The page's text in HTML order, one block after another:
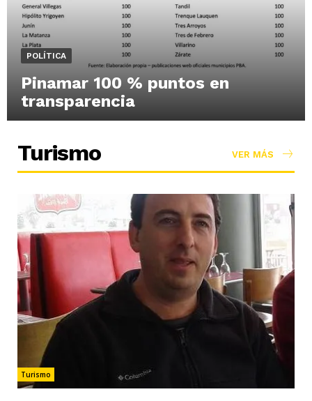
POLÍTICA
Pinamar 100 % puntos en
transparencia
Turismo VER MÁS
Turismo